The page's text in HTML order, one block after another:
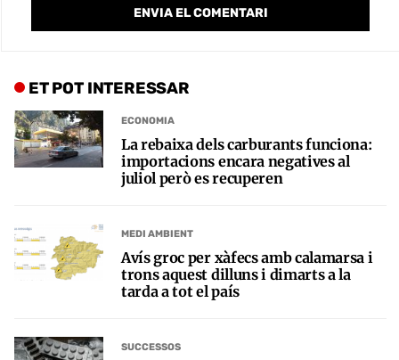
ET POT INTERESSAR
ECONOMIA
La rebaixa dels carburants funciona:
importacions encara negatives al
juliol però es recuperen
MEDI AMBIENT
Avís groc per xàfecs amb calamarsa i
trons aquest dilluns i dimarts a la
tarda a tot el país
SUCCESSOS